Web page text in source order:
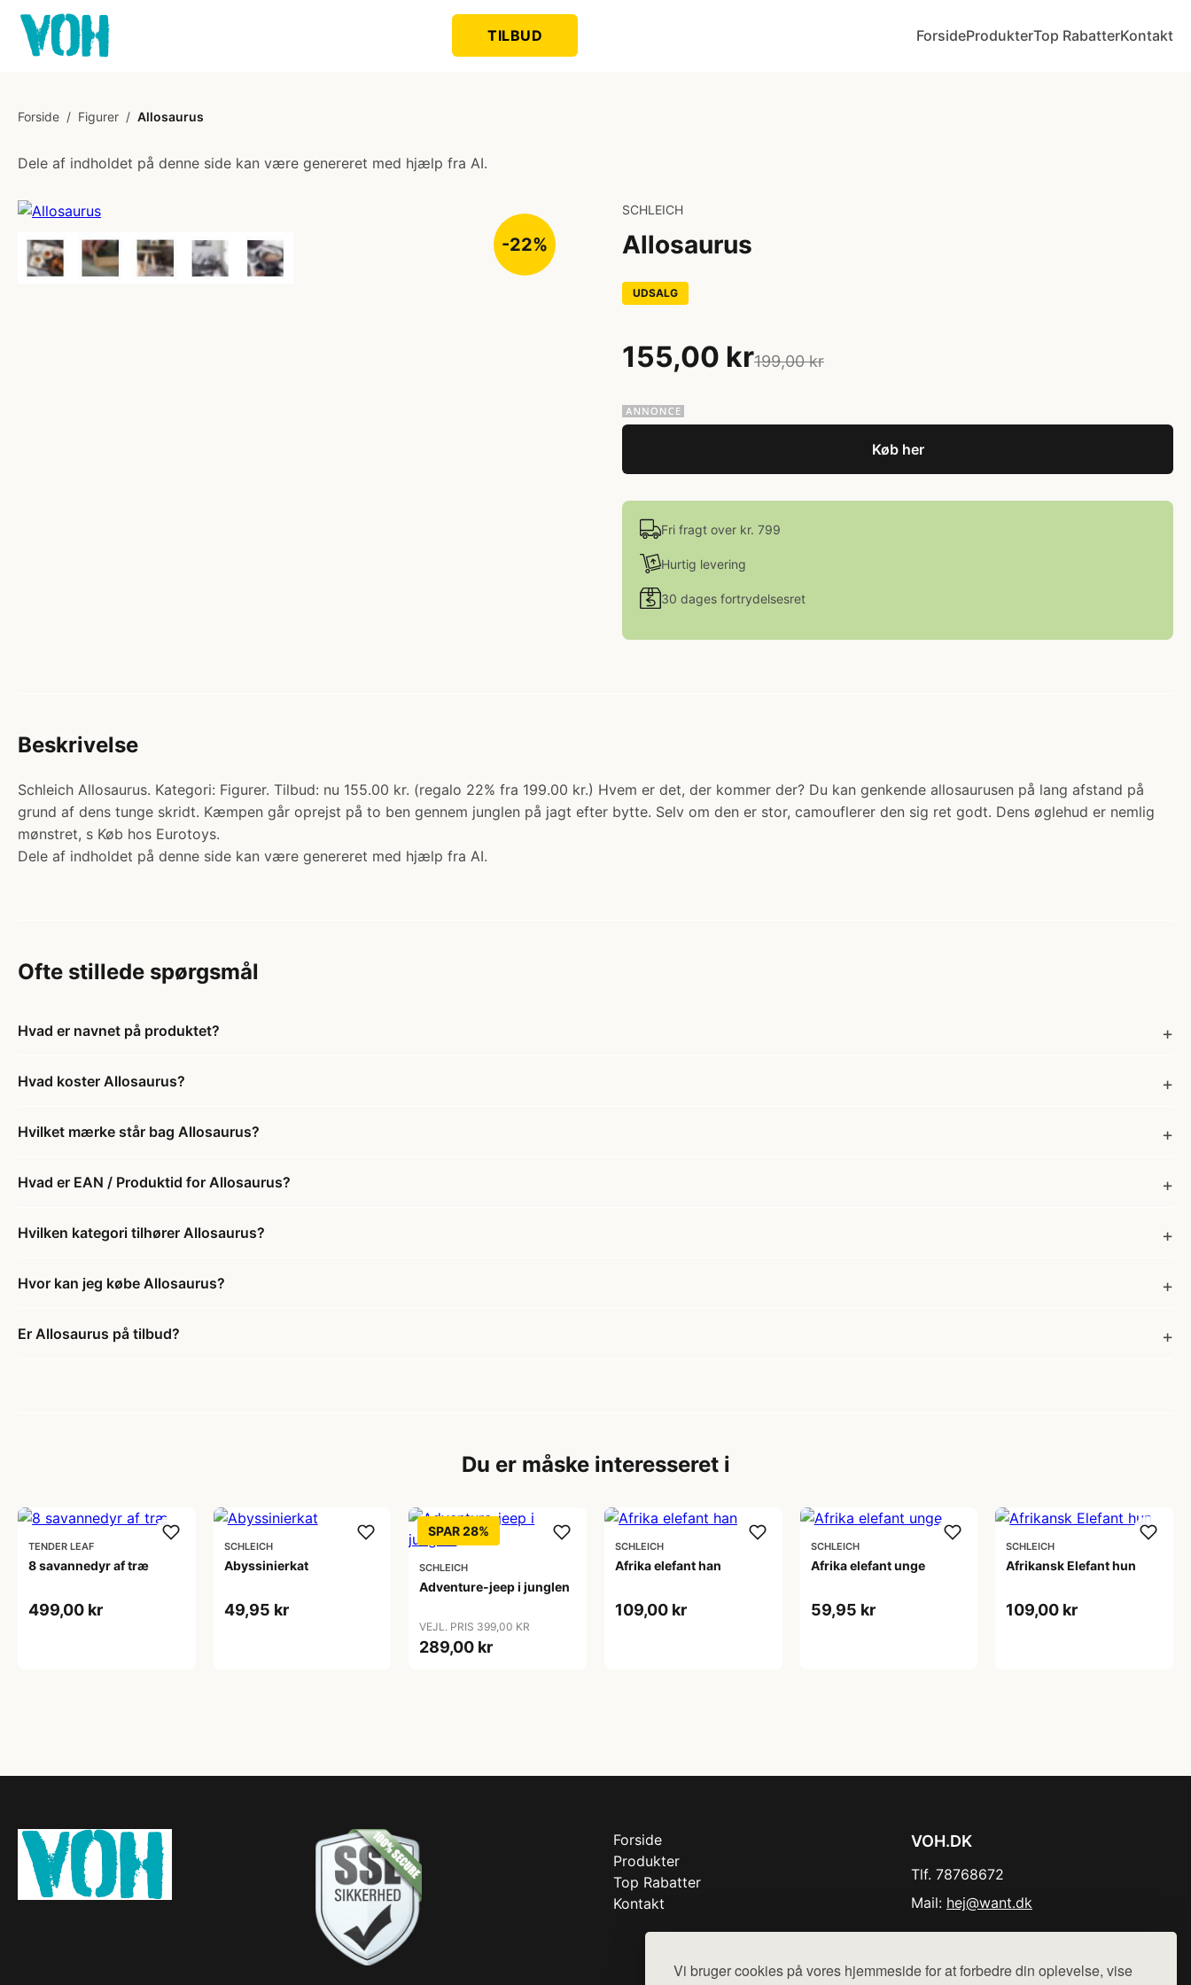
Vi bruger cookies på vores hjemmeside for at forbedre din oplevelse, vise
TILBUD ForsideProdukterTop RabatterKontakt
Forside / Figurer / Allosaurus
Dele af indholdet på denne side kan være genereret med hjælp fra AI.
-22%
SCHLEICH
Allosaurus
UDSALG
155,00 kr199,00 kr
Køb her
Fri fragt over kr. 799
Hurtig levering
30 dages fortrydelsesret
Beskrivelse
Schleich Allosaurus. Kategori: Figurer. Tilbud: nu 155.00 kr. (regalo 22% fra 199.00 kr.) Hvem er det, der kommer der? Du kan genkende allosaurusen på lang afstand på
grund af dens tunge skridt. Kæmpen går oprejst på to ben gennem junglen på jagt efter bytte. Selv om den er stor, camouflerer den sig ret godt. Dens øglehud er nemlig
mønstret, s Køb hos Eurotoys.
Dele af indholdet på denne side kan være genereret med hjælp fra AI.
Ofte stillede spørgsmål
Hvad er navnet på produktet?
Hvad koster Allosaurus?
Hvilket mærke står bag Allosaurus?
Hvad er EAN / Produktid for Allosaurus?
Hvilken kategori tilhører Allosaurus?
Hvor kan jeg købe Allosaurus?
Er Allosaurus på tilbud?
Du er måske interesseret i
TENDER LEAF
8 savannedyr af træ
499,00 kr
SCHLEICH
Abyssinierkat
49,95 kr
SPAR 28%
SCHLEICH
Adventure-jeep i junglen
VEJL. PRIS 399,00 KR
289,00 kr
SCHLEICH
Afrika elefant han
109,00 kr
SCHLEICH
Afrika elefant unge
59,95 kr
SCHLEICH
Afrikansk Elefant hun
109,00 kr
Forside
Produkter
Top Rabatter
Kontakt
VOH.DK
Tlf. 78768672
Mail: hej@want.dk